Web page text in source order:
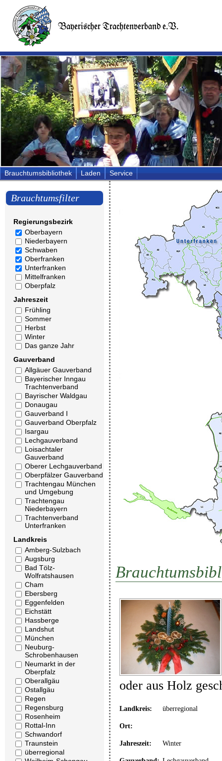
Brauchtumsbibliothek Laden Service
Brauchtumsfilter
Regierungsbezirk
Oberbayern
Niederbayern
Schwaben
Oberfranken
Unterfranken
Mittelfranken
Oberpfalz
Jahreszeit
Frühling
Sommer
Herbst
Winter
Das ganze Jahr
Gauverband
Allgäuer Gauverband
Bayerischer Inngau
Trachtenverband
Bayrischer Waldgau
Donaugau
Gauverband I
Gauverband Oberpfalz
Isargau
Lechgauverband
Loisachtaler
Gauverband
Oberer Lechgauverband
Oberpfälzer Gauverband
Trachtengau München
und Umgebung
Trachtengau
Niederbayern
Trachtenverband
Unterfranken
Landkreis
Amberg-Sulzbach
Augsburg
Bad Tölz-
Wolfratshausen
Cham
Ebersberg
Eggenfelden
Eichstätt
Hassberge
Landshut
München
Neuburg-
Schrobenhausen
Neumarkt in der
Oberpfalz
Oberallgäu
Ostallgäu
Regen
Regensburg
Rosenheim
Rottal-Inn
Schwandorf
Traunstein
überregional
oder aus Holz
Landkreis: überregional
Ort:
Jahreszeit: Winter